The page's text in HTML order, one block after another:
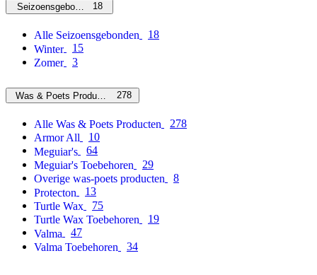
Seizoensgebonden18
Alle Seizoensgebonden
18
Winter
15
Zomer
3
Was & Poets Producten 278
Alle Was & Poets Producten
278
Armor All
10
Meguiar's
64
Meguiar's Toebehoren
29
Overige was-poets producten
8
Protecton
13
Turtle Wax
75
Turtle Wax Toebehoren
19
Valma
47
Valma Toebehoren
34